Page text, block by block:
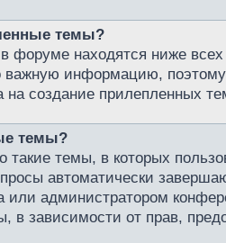
темы?
форуме находятся ниже
важную информацию,
на создание прилепленных
темы?
темы, в которых
автоматически
администратором
в зависимости от прав,